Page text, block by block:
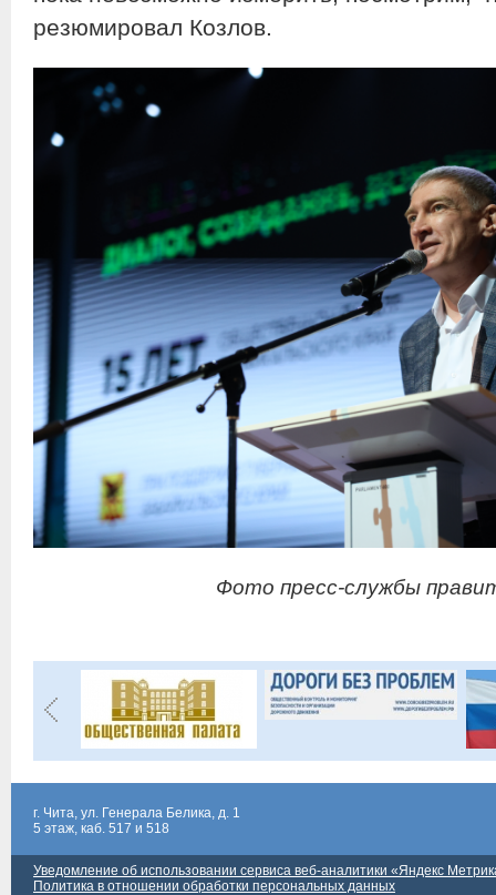
резюмировал Козлов.
Фото пресс-службы
г. Чита, ул. Генерала Белика, д. 1
5 этаж, каб. 517 и 518
Уведомление об использовании сервиса веб-аналитики «Яндекс
Политика в отношении обработки персональных данных